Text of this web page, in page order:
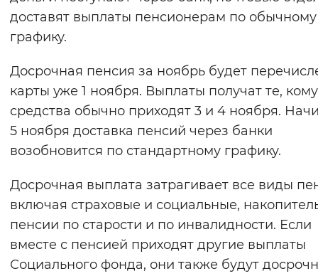
Синий фон
Включены Выключены
Звуковой ассистент
Воспроизвести Остановить
Вернуть стандартные настройки
доставят выплаты пенсионерам по обычному
графику.
Досрочная пенсия за ноябрь будет
карты уже 1 ноября. Выплаты получат те, кому
средства обычно приходят 3 и 4 ноября.
5 ноября доставка пенсий через банки
возобновится по стандартному графику.
Досрочная выплата затрагивает все виды
включая страховые и социальные,
пенсии по старости и по инвалидности. Если
вместе с пенсией приходят другие выплаты
Социального фонда, они также будут